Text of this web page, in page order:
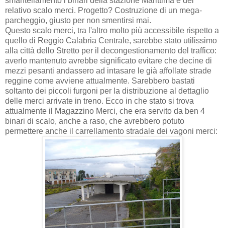
relativo scalo merci. Progetto? Costruzione di un mega-
parcheggio, giusto per non smentirsi mai.
Questo scalo merci, tra l'altro molto più accessibile rispetto a
quello di Reggio Calabria Centrale, sarebbe stato utilissimo
alla città dello Stretto per il decongestionamento del traffico:
averlo mantenuto avrebbe significato evitare che decine di
mezzi pesanti andassero ad intasare le già affollate strade
reggine come avviene attualmente. Sarebbero bastati
soltanto dei piccoli furgoni per la distribuzione al dettaglio
delle merci arrivate in treno. Ecco in che stato si trova
attualmente il Magazzino Merci, che era servito da ben 4
binari di scalo, anche a raso, che avrebbero potuto
permettere anche il carrellamento stradale dei vagoni merci: